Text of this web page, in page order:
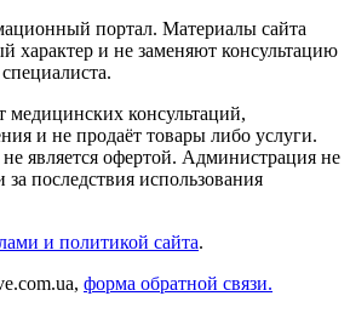
портал. Материалы сайта
характер и не заменяют консультацию
медицинских консультаций,
и не продаёт товары либо услуги.
является офертой. Администрация не
за последствия использования
и политикой сайта.
форма обратной связи.